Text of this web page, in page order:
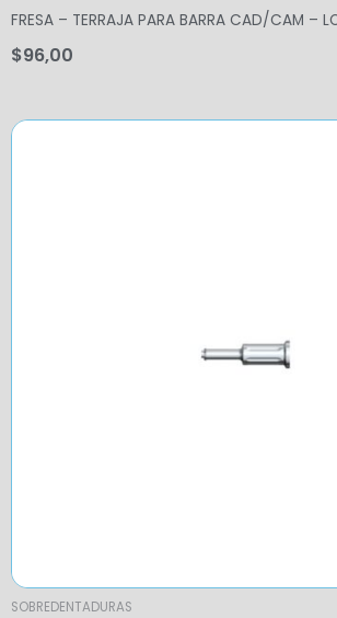
FRESA – TERRAJA PARA BARRA CAD/CAM –
$96,00
SOBREDENTADURAS